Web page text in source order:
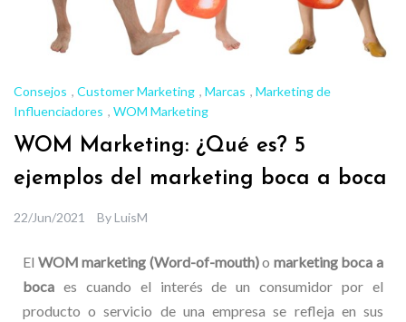
Consejos , Customer Marketing , Marcas , Marketing de
Influenciadores , WOM Marketing
WOM Marketing: ¿Qué es? 5
ejemplos del marketing boca a boca
22/Jun/2021 ByLuisM
El WOM marketing (Word-of-mouth)o marketing boca a
boca es cuando el interés de un consumidor por el
producto o servicio de una empresa se refleja en sus